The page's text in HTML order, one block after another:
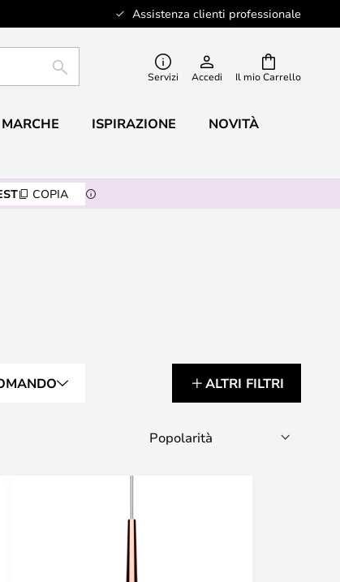
Assistenza clienti professionale
Il mio Carrello
RICERCA Servizi Accedi
MARCHE ISPIRAZIONE NOVITÀ
COPIA
ALTRI FILTRI